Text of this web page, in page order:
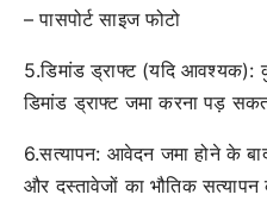
– पासपोर्ट साइज फोटो
5.डिमांड ड्राफ्ट (यदि आवश्यक):
डिमांड ड्राफ्ट जमा करना पड़
6.सत्यापन: आवेदन जमा होने के
और दस्तावेजों का भौतिक सत्यापन